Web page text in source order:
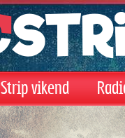
Strip vikend